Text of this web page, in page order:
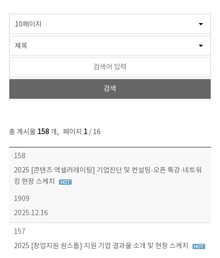
총 게시물 158개, 페이지 1/ 16
콘텐츠이슈 목록 - 번호, 제목, 작성자, 파일, 조회수, 작성일 정보 제공
158
2025 [콘텐츠 액셀러레이팅] 기업진단 및 컨설팅·오픈 특강·네트워
킹 현장 스케치
1909
2025.12.16
157
2025 [창업지원 원스톱] 지원 기업 결과물 소개 및 현장 스케치